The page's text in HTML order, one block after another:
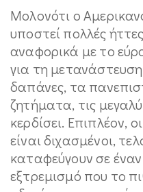
Μολονότι ο
υποστεί πολλές
αναφορικά με το
για τη
δαπάνες, τα
ζητήματα, τις
κερδίσει. Επιπλέον,
είναι διχασμένοι,
καταφεύγουν σε
εξτρεμισμό που το